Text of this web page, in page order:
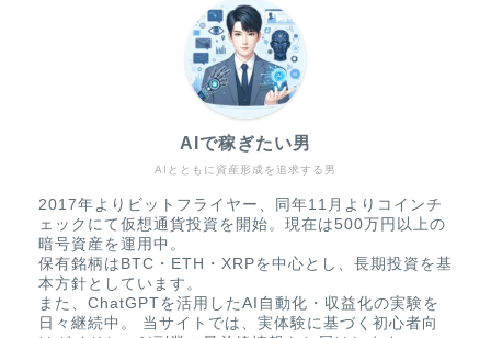
AIとともに資産形成を追求する男
AIで稼ぎたい男
2017年よりビットフライヤー、同年11月よりコインチ
ェックにて仮想通貨投資を開始。現在は500万円以上の
暗号資産を運用中。
保有銘柄はBTC・ETH・XRPを中心とし、長期投資を基
本方針としています。
また、ChatGPTを活用したAI自動化・収益化の実験を
日々継続中。 当サイトでは、実体験に基づく初心者向